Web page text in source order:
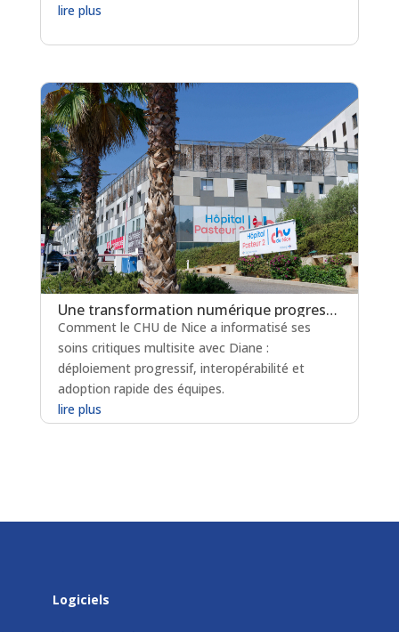
lire plus
Une transformation numérique progressive des Soins Critiques
Comment le CHU de Nice a informatisé ses
soins critiques multisite avec Diane :
déploiement progressif, interopérabilité et
adoption rapide des équipes.
lire plus
Logiciels